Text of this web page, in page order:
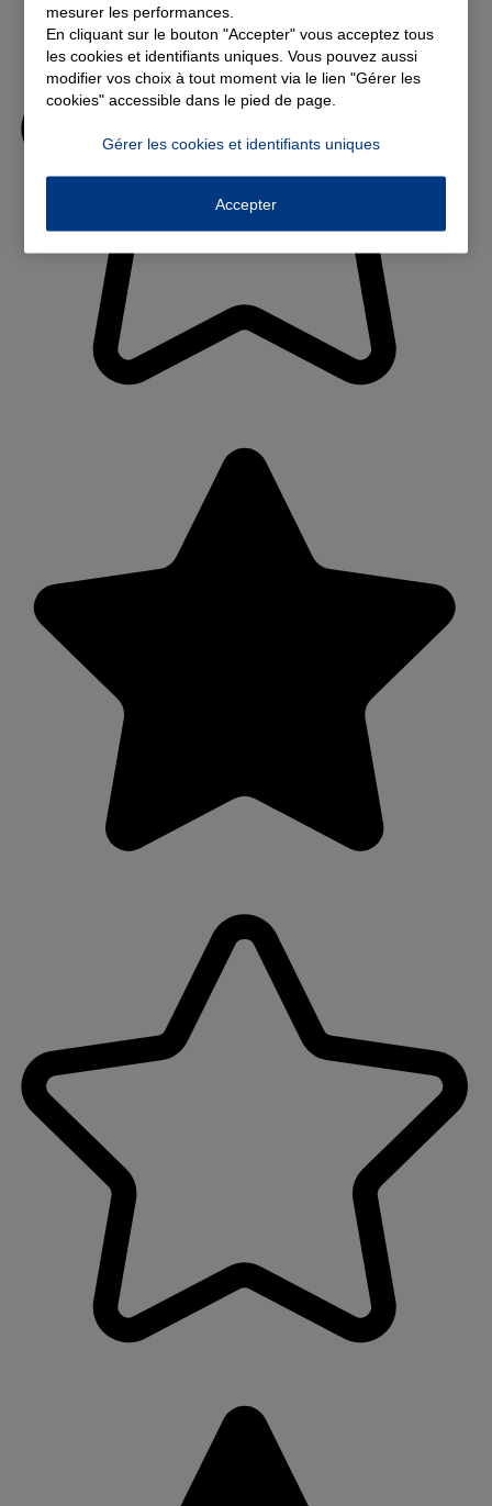
mesurer les performances.
En cliquant sur le bouton "Accepter" vous acceptez tous
les cookies et identifiants uniques. Vous pouvez aussi
modifier vos choix à tout moment via le lien "Gérer les
cookies" accessible dans le pied de page.
Gérer les cookies et identifiants uniques
Accepter